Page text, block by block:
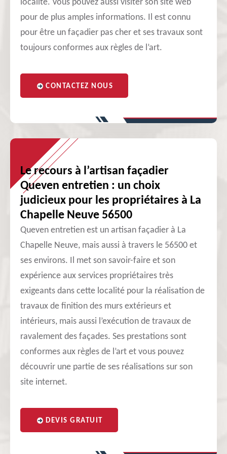
localité. Vous pouvez aussi visiter son site web
pour de plus amples informations. Il est connu
pour être un façadier pas cher et ses travaux sont
toujours conformes aux règles de l’art.
CONTACTEZ NOUS
Le recours à l’artisan façadier
Queven entretien : un choix
judicieux pour les propriétaires à La
Chapelle Neuve 56500
Queven entretien est un artisan façadier à La
Chapelle Neuve, mais aussi à travers le 56500 et
ses environs. Il met son savoir-faire et son
expérience aux services propriétaires très
exigeants dans cette localité pour la réalisation de
travaux de finition des murs extérieurs et
intérieurs, mais aussi l’exécution de travaux de
ravalement des façades. Ses prestations sont
conformes aux règles de l’art et vous pouvez
découvrir une partie de ses réalisations sur son
site internet.
DEVIS GRATUIT